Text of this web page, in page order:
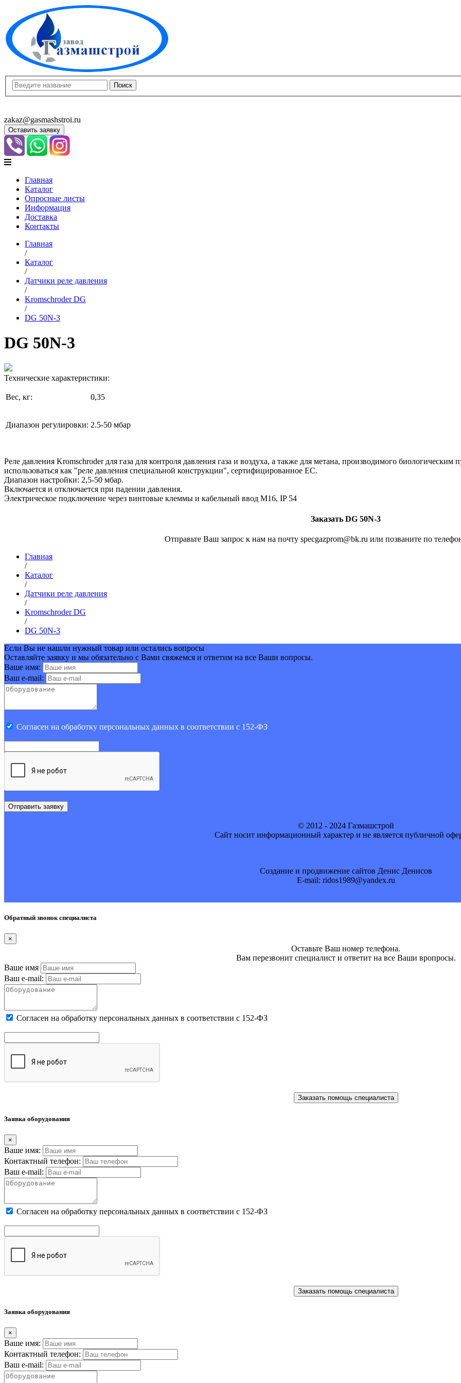
zakaz@gasmashstroi.ru
Оставить заявку
Главная
Каталог
Опросные листы
Информация
Доставка
Контакты
Главная
/
Каталог
/
Датчики реле давления
/
Kromschroder DG
/
DG 50N-3
DG 50N-3
Технические характеристики:
Вес, кг: 0,35
Диапазон регулировки: 2.5-50 мбар
Реле давления Kromschroder для газа для контроля давления газа и воздуха, а также для метана, производимого
использоваться как "реле давления специальной конструкции", сертифицированное ЕС.
Диапазон настройки: 2,5-50 мбар.
Включается и отключается при падении давления.
Электрическое подключение через винтовые клеммы и кабельный ввод M16, IP 54
Заказать DG 50N-3
Отправьте Ваш запрос к нам на почту specgazprom@bk.ru или позваните по
Главная
/
Каталог
/
Датчики реле давления
/
Kromschroder DG
/
DG 50N-3
Если Вы не нашли нужный товар или остались вопросы
Оставляйте заявку и мы обязательно с Вами свяжемся и ответим на все Ваши вопросы.
Ваше имя:
Ваш e-mail:
Cогласен на обработку персональных данных в соответствии с 152-ФЗ
Отправить заявку
© 2012 - 2024 Газмашстрой
Cайт носит информационный характер и не является публичной
Создание и продвижение сайтов Денис Денисов
E-mail: ridos1989@yandex.ru
Обратный звонок специалиста
×
Оставьте Ваш номер телефона.
Вам перезвонит специалист и ответит на все Ваши вропросы.
Ваше имя
Ваш e-mail:
Cогласен на обработку персональных данных в соответствии с 152-ФЗ
Заказать помощь специалиста
Заявка оборудования
×
Ваше имя:
Контактный телефон:
Ваш e-mail:
Cогласен на обработку персональных данных в соответствии с 152-ФЗ
Заказать помощь специалиста
Заявка оборудования
×
Ваше имя:
Контактный телефон:
Ваш e-mail: